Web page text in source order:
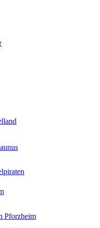
Pforzheim